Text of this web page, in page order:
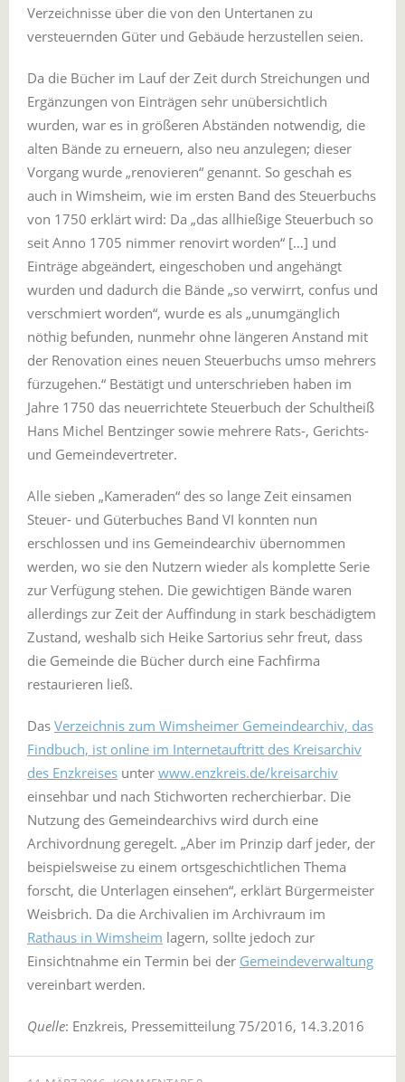
Verzeichnisse über die von den Untertanen zu
versteuernden Güter und Gebäude herzustellen seien.
Da die Bücher im Lauf der Zeit durch Streichungen und
Ergänzungen von Einträgen sehr unübersichtlich
wurden, war es in größeren Abständen notwendig, die
alten Bände zu erneuern, also neu anzulegen; dieser
Vorgang wurde „renovieren“ genannt. So geschah es
auch in Wimsheim, wie im ersten Band des Steuerbuchs
von 1750 erklärt wird: Da „das allhießige Steuerbuch so
seit Anno 1705 nimmer renovirt worden“ […] und
Einträge abgeändert, eingeschoben und angehängt
wurden und dadurch die Bände „so verwirrt, confus und
verschmiert worden“, wurde es als „unumgänglich
nöthig befunden, nunmehr ohne längeren Anstand mit
der Renovation eines neuen Steuerbuchs umso mehrers
fürzugehen.“ Bestätigt und unterschrieben haben im
Jahre 1750 das neuerrichtete Steuerbuch der Schultheiß
Hans Michel Bentzinger sowie mehrere Rats-, Gerichts-
und Gemeindevertreter.
Alle sieben „Kameraden“ des so lange Zeit einsamen
Steuer- und Güterbuches Band VI konnten nun
erschlossen und ins Gemeindearchiv übernommen
werden, wo sie den Nutzern wieder als komplette Serie
zur Verfügung stehen. Die gewichtigen Bände waren
allerdings zur Zeit der Auffindung in stark beschädigtem
Zustand, weshalb sich Heike Sartorius sehr freut, dass
die Gemeinde die Bücher durch eine Fachfirma
restaurieren ließ.
Das Verzeichnis zum Wimsheimer Gemeindearchiv, das
Findbuch, ist online im Internetauftritt des Kreisarchiv
des Enzkreises unter www.enzkreis.de/kreisarchiv
einsehbar und nach Stichworten recherchierbar. Die
Nutzung des Gemeindearchivs wird durch eine
Archivordnung geregelt. „Aber im Prinzip darf jeder, der
beispielsweise zu einem ortsgeschichtlichen Thema
forscht, die Unterlagen einsehen“, erklärt Bürgermeister
Weisbrich. Da die Archivalien im Archivraum im
Rathaus in Wimsheim lagern, sollte jedoch zur
Einsichtnahme ein Termin bei der Gemeindeverwaltung
vereinbart werden.
Quelle: Enzkreis, Pressemitteilung 75/2016, 14.3.2016